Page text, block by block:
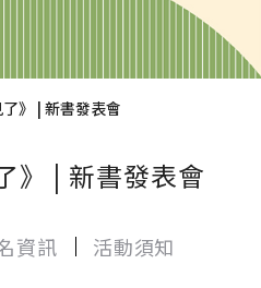
了》 | 新書發表會
》 | 新書發表會
資訊 活動須知